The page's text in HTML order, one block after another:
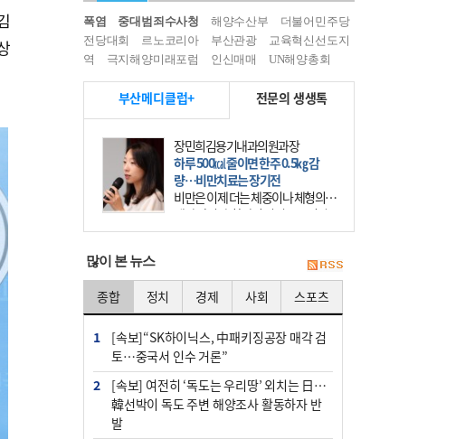
폭염 중대범죄수사청 해양수산부
더불어민주당
전당대회
르노코리아 부산관광
교육혁신선도지
역
극지해양미래포럼 인신매매 UN해양총회
부산메디클럽+ 전문의 생생톡
장민희김용기내과의원과장
하루 500㎉ 줄이면 한주 0.5㎏ 감
량…비만치료는 장기전
비만은 이제 더는 체중이나 체형의 문
제가 아니다. 하나의 질병으로 인지
하고 치료와 관리를 해야 한다. 세계
많이 본 뉴스
종합 정치 경제 사회 스포츠
1
[속보]“SK하이닉스, 中패키징공장 매각 검
토…중국서 인수 거론”
2
[속보] 여전히 ‘독도는 우리땅’ 외치는 日…
韓선박이 독도 주변 해양조사 활동하자 반
발